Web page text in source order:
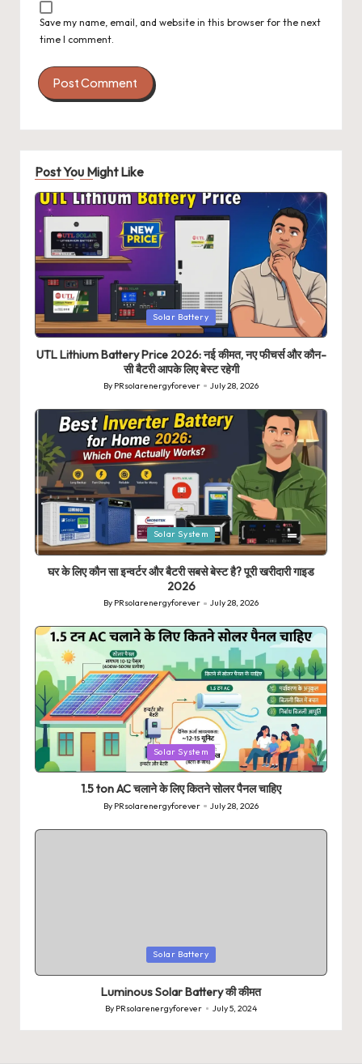
Save my name, email, and website in this browser for the next
time I comment.
Post You Might Like
Posted
in
Solar Battery
UTL Lithium Battery Price 2026: नई कीमत, नए फीचर्स और कौन-
सी बैटरी आपके लिए बेस्ट रहेगी
Posted
By PRsolarenergyforever July 28, 2026
Posted
in
Solar System
घर के लिए कौन सा इन्वर्टर और बैटरी सबसे बेस्ट है? पूरी खरीदारी गाइड
2026
Posted
by
By PRsolarenergyforever July 28, 2026
Posted
in
Solar System
1.5 ton AC चलाने के लिए कितने सोलर पैनल चाहिए
Posted
By PRsolarenergyforever July 28, 2026
Solar Battery
Luminous Solar Battery की कीमत
Posted
by
By PRsolarenergyforever July 5, 2024